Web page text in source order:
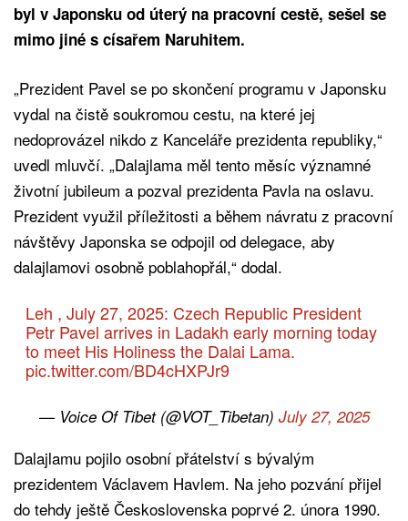
byl v Japonsku od úterý na pracovní cestě, sešel se
mimo jiné s císařem Naruhitem.
„Prezident Pavel se po skončení programu v Japonsku
vydal na čistě soukromou cestu, na které jej
nedoprovázel nikdo z Kanceláře prezidenta republiky,“
uvedl mluvčí. „Dalajlama měl tento měsíc významné
životní jubileum a pozval prezidenta Pavla na oslavu.
Prezident využil příležitosti a během návratu z pracovní
návštěvy Japonska se odpojil od delegace, aby
dalajlamovi osobně poblahopřál,“ dodal.
Leh , July 27, 2025: Czech Republic President
Petr Pavel arrives in Ladakh early morning today
to meet His Holiness the Dalai Lama.
pic.twitter.com/BD4cHXPJr9
— Voice Of Tibet (@VOT_Tibetan) July 27, 2025
Dalajlamu pojilo osobní přátelství s bývalým
prezidentem Václavem Havlem. Na jeho pozvání přijel
do tehdy ještě Československa poprvé 2. února 1990.